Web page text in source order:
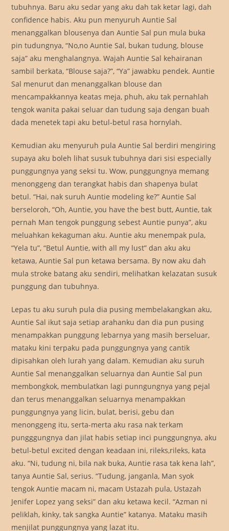
tubuhnya. Baru aku sedar yang aku dah tak ketar lagi, dah
confidence habis. Aku pun menyuruh Auntie Sal
menanggalkan blousenya dan Auntie Sal pun mula buka
pin tudungnya, “No,no Auntie Sal, bukan tudung, blouse
saja” aku menghalangnya. Wajah Auntie Sal kehairanan
sambil berkata, “Blouse saja?”, “Ya” jawabku pendek. Auntie
Sal menurut dan menanggalkan blouse dan
mencampakkannya keatas meja, phuh, aku tak pernahlah
tengok wanita pakai seluar dan tudung saja dengan buah
dada menetek tapi aku betul-betul rasa hornylah.
Kemudian aku menyuruh pula Auntie Sal berdiri mengiring
supaya aku boleh lihat susuk tubuhnya dari sisi especially
punggungnya yang seksi tu. Wow, punggungnya memang
menonggeng dan terangkat habis dan shapenya bulat
betul. “Hai, nak suruh Auntie modeling ke?” Auntie Sal
berseloroh, “Oh, Auntie, you have the best butt, Auntie, tak
pernah Man tengok punggung sebest Auntie punya”, aku
meluahkan kekaguman aku. Auntie aku menempak pula,
“Yela tu”, “Betul Auntie, with all my lust” dan aku aku
ketawa, Auntie Sal pun ketawa bersama. By now aku dah
mula stroke batang aku sendiri, melihatkan kelazatan susuk
punggung dan tubuhnya.
Lepas tu aku suruh pula dia pusing membelakangkan aku,
Auntie Sal ikut saja setiap arahanku dan dia pun pusing
menampakkan punggung lebarnya yang masih berseluar,
mataku kini terpaku pada punggungnya yang cantik
dipisahkan oleh lurah yang dalam. Kemudian aku suruh
Auntie Sal menanggalkan seluarnya dan Auntie Sal pun
membongkok, membulatkan lagi punngungnya yang pejal
dan terus menanggalkan seluarnya menampakkan
punggungnya yang licin, bulat, berisi, gebu dan
menonggeng itu, serta-merta aku rasa nak terkam
pungggungnya dan jilat habis setiap inci punggungnya, aku
betul-betul excited dengan keadaan ini, rileks,rileks, kata
aku. “Ni, tudung ni, bila nak buka, Auntie rasa tak kena lah”,
tanya Auntie Sal, serius. “Tudung, janganla, Man syok
tengok Auntie macam ni, macam Ustazah pula, Ustazah
Jenifer Lopez yang seksi” dan aku ketawa kecil. “Azman ni
peliklah, kinky, tak sangka Auntie” katanya. Mataku masih
menjilat punggungnya yang lazat itu.